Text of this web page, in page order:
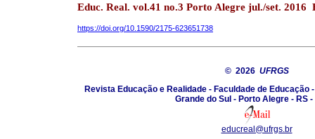
Educ. Real. vol.41 no.3 Porto Alegre jul./set. 2016
https://doi.org/10.1590/2175-623651738
© 2026 UFRGS
Revista Educação e Realidade - Faculdade de Educação
Grande do Sul - Porto Alegre - RS
educreal@ufrgs.br